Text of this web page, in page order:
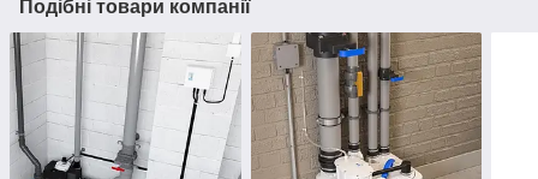
Подібні товари компанії